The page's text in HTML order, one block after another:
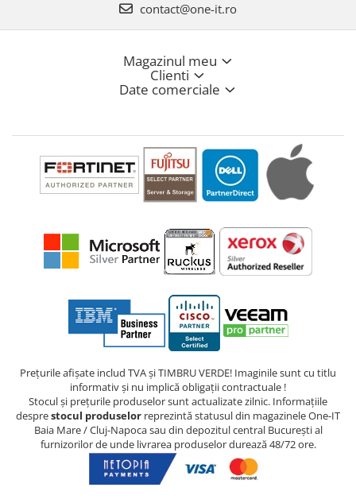
contact@one-it.ro
Magazinul meu
Clienti
Date comerciale
Prețurile afișate includ TVA și TIMBRU VERDE! Imaginile sunt cu titlu
informativ și nu implică obligații contractuale !
Stocul și prețurile produselor sunt actualizate zilnic. Informațiile
desprestocul produselor reprezintă statusul din magazinele One-IT
Baia Mare / Cluj-Napoca sau din depozitul central București al
furnizorilor de unde livrarea produselor durează 48/72 ore.